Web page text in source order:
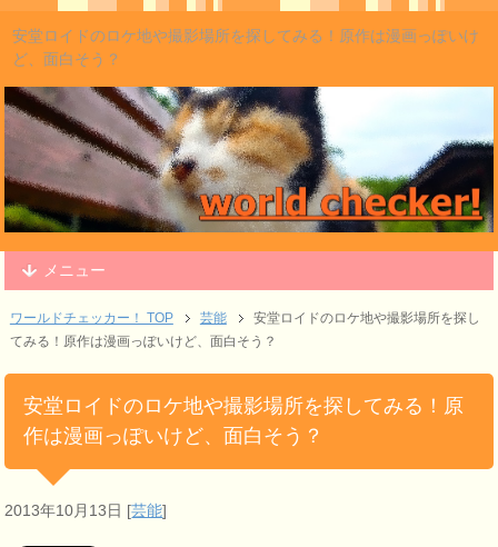
安堂ロイドのロケ地や撮影場所を探してみる！原作は漫画っぽいけ
ど、面白そう？
メニュー
ワールドチェッカー！ TOP 芸能
安堂ロイドのロケ地や撮影場所を探し
てみる！原作は漫画っぽいけど、面白そう？
安堂ロイドのロケ地や撮影場所を探してみる！原
作は漫画っぽいけど、面白そう？
2013年10月13日 [芸能]